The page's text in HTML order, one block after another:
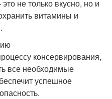
не только вкусно, но и
витамины и
консервирования,
все необходимые
успешное